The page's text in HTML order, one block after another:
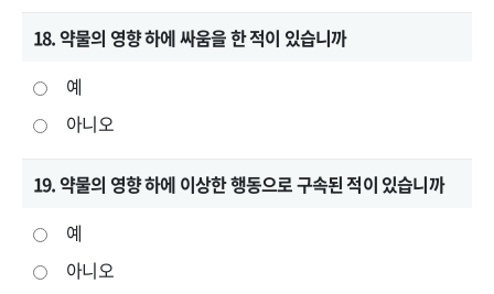
18. 약물의 영향 하에 싸움을 한 적이 있습니까
예
아니오
19. 약물의 영향 하에 이상한 행동으로 구속된 적이 있습니까
예
아니오